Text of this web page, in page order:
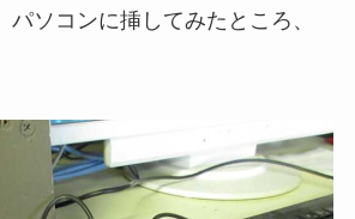
パソコンに挿してみたところ、